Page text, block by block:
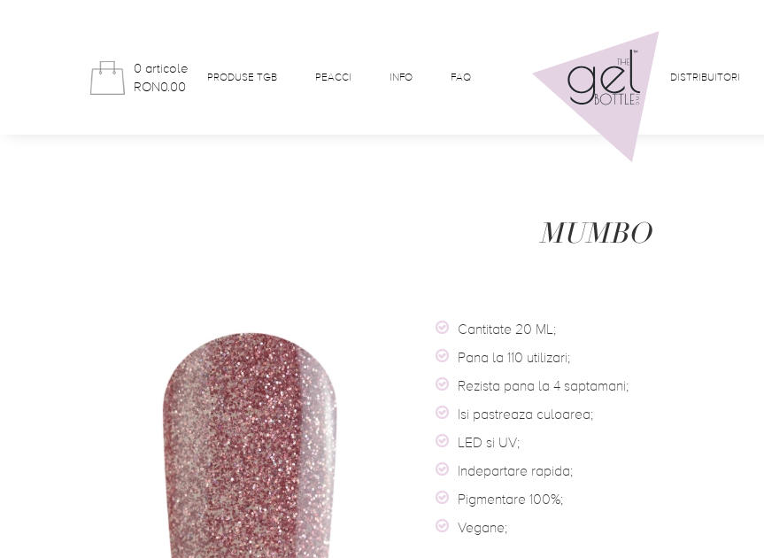
0 articole
RON0.00
PRODUSE TGB PEACCI INFO FAQ DISTRIBUITORI
MUMBO
Cantitate 20 ML;
Pana la 110 utilizari;
Rezista pana la 4 saptamani;
Isi pastreaza culoarea;
LED si UV;
Indepartare rapida;
Pigmentare 100%;
Vegane;